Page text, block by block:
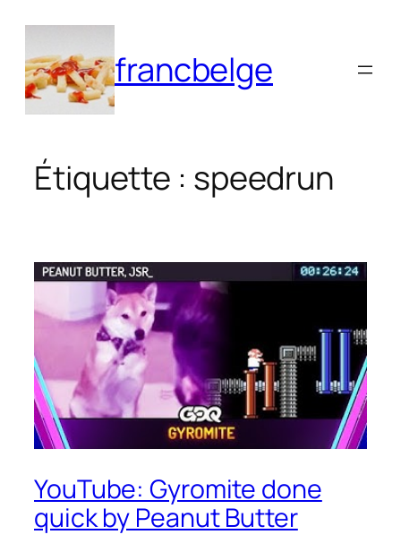
contenu
francbelge
Étiquette : speedrun
YouTube: Gyromite done
quick by Peanut Butter